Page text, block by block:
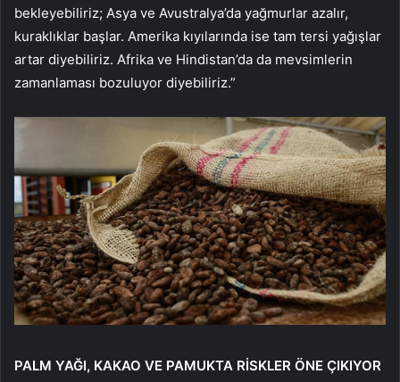
bekleyebiliriz; Asya ve Avustralya’da yağmurlar azalır,
kuraklıklar başlar. Amerika kıyılarında ise tam tersi yağışlar
artar diyebiliriz. Afrika ve Hindistan’da da mevsimlerin
zamanlaması bozuluyor diyebiliriz.”
PALM YAĞI, KAKAO VE PAMUKTA RİSKLER ÖNE ÇIKIYOR